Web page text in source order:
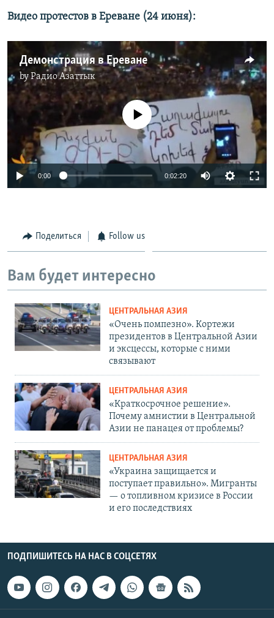
Видео протестов в Ереване (24 июня):
Демонстрация в Ереване
byРадио Азаттык
No media source currently available
0:00 0:02:20
Поделиться Follow us
Вам будет интересно
ЦЕНТРАЛЬНАЯ АЗИЯ
«Очень помпезно». Кортежи
президентов в Центральной Азии
и эксцессы, которые с ними
связывают
ЦЕНТРАЛЬНАЯ АЗИЯ
«Краткосрочное решение».
Почему амнистии в Центральной
Азии не панацея от проблемы?
ЦЕНТРАЛЬНАЯ АЗИЯ
«Украина защищается и
поступает правильно». Мигранты
— о топливном кризисе в России
и его последствиях
ПОДПИШИТЕСЬ НА НАС В СОЦСЕТЯХ